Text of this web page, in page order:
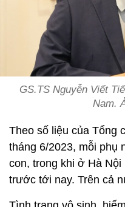
GS.TS Nguyễn Viết
Nam.
Theo số liệu của Tổng
tháng 6/2023, mỗi phụ
con, trong khi ở Hà
trước tới nay. Trên cả